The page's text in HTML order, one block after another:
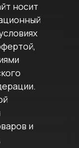
носит
и